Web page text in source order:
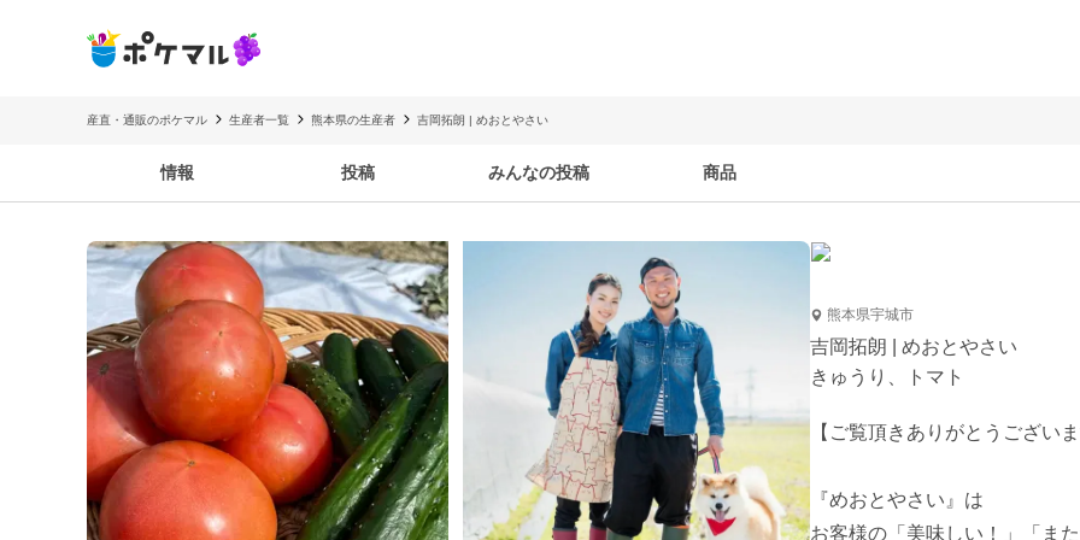
産直・通販のポケマル 生産者一覧 熊本県の生産者 吉岡拓朗 | めおとやさい
情報 投稿 みんなの投稿 商品
熊本県宇城市
吉岡拓朗 | めおとやさい
きゅうり、トマト
【ご覧頂きありがとうございま
『めおとやさい』は
お客様の「美味しい！」「また